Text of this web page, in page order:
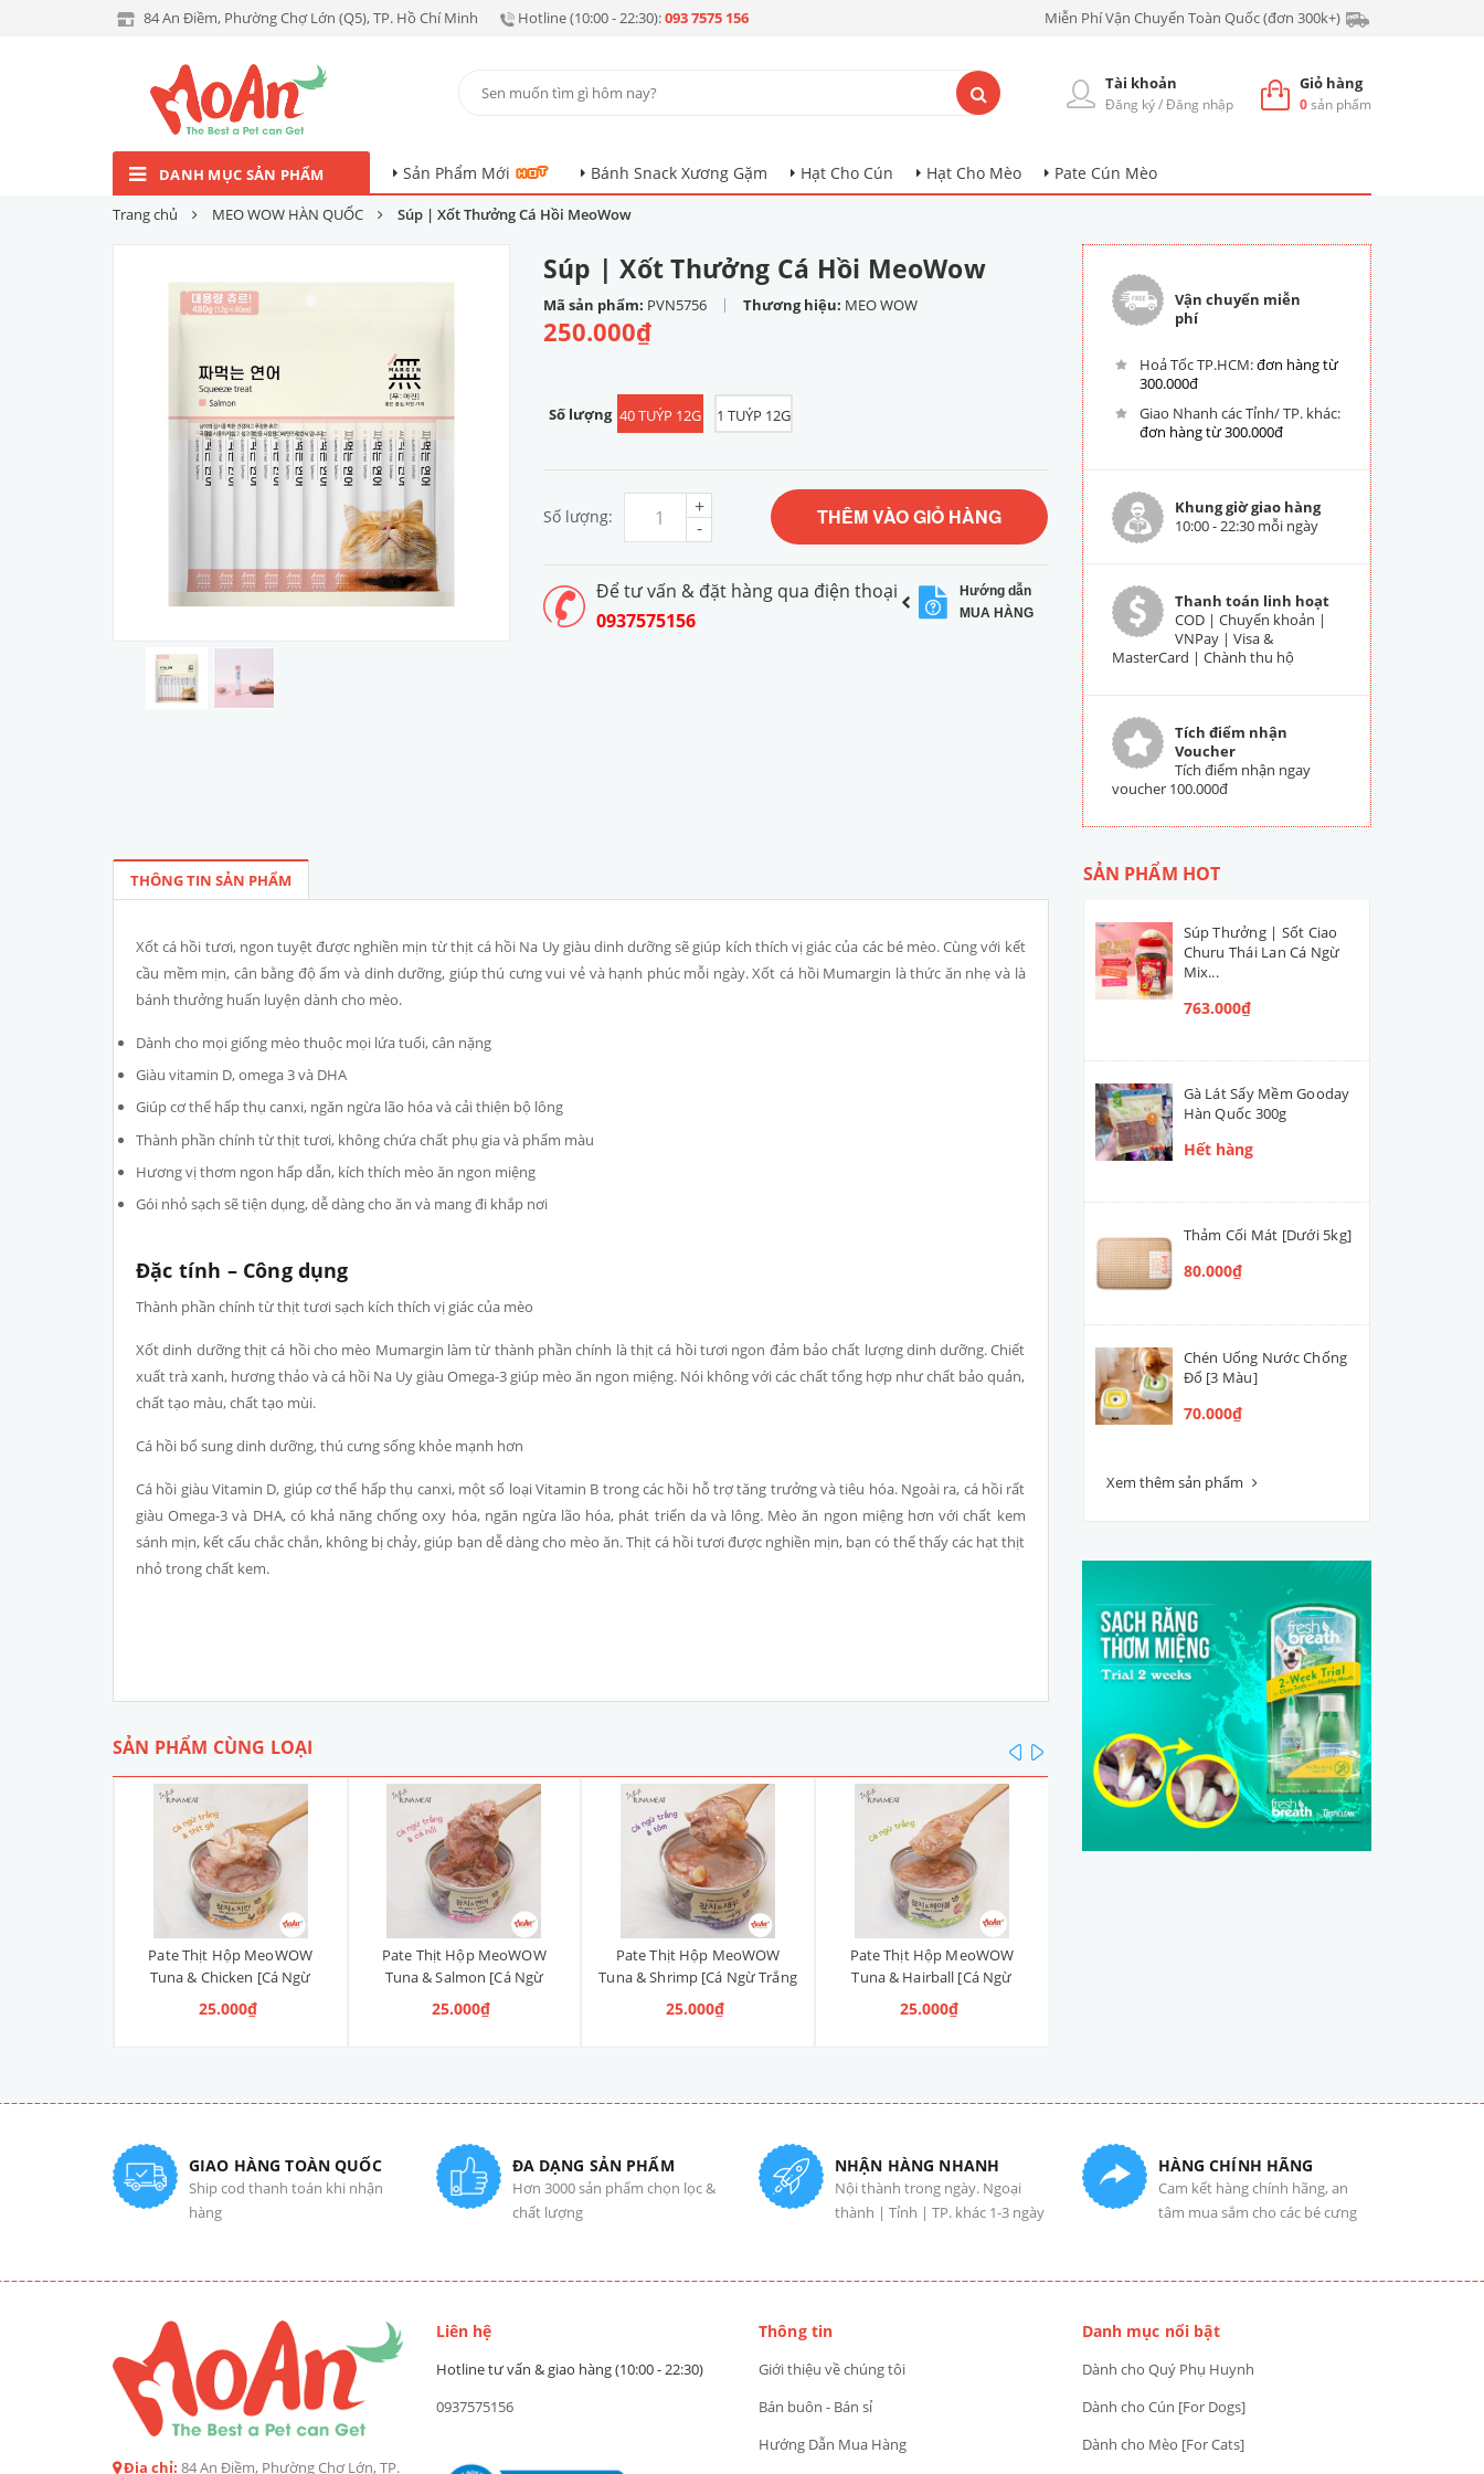
84 An Điềm, Phường Chợ Lớn (Q5), TP. Hồ Chí Minh Hotline (10:00 - 22:30):093 7575 156 Miễn Phí Vận Chuyển Toàn Quốc (đơn 300k+)
Giỏ hàng
0sản phẩm
Tài khoản
Đăng ký/Đăng nhập
DANH MỤC SẢN PHẨM Sản Phẩm Mới Bánh Snack Xương Gặm Hạt Cho Cún Hạt Cho Mèo Pate Cún Mèo
Trang chủ MEO WOW HÀN QUỐC Súp | Xốt Thưởng Cá Hồi MeoWow
Súp | Xốt Thưởng Cá Hồi MeoWow
Mã sản phẩm: PVN5756 | Thương hiệu: MEO WOW
250.000₫
Số lượng 40 TUÝP 12G 1 TUÝP 12G
Số lượng: -
+ THÊM VÀO GIỎ HÀNG
Để tư vấn & đặt hàng qua điện thoại
0937575156
Hướng dẫn
MUA HÀNG
Vận chuyển miễn
phí
Hoả Tốc TP.HCM:đơn hàng từ
300.000đ
Giao Nhanh các Tỉnh/ TP. khác:
đơn hàng từ 300.000đ
Khung giờ giao hàng
10:00 - 22:30 mỗi ngày
Thanh toán linh hoạt
COD | Chuyển khoản |
VNPay | Visa &
MasterCard | Chành thu hộ
Tích điểm nhận
Voucher
Tích điểm nhận ngay
voucher 100.000đ
THÔNG TIN SẢN PHẨM
Xốt cá hồi tươi, ngon tuyệt được nghiền mịn từ thịt cá hồi Na Uy giàu dinh dưỡng sẽ giúp kích thích vị giác của các bé mèo. Cùng với kết
cầu mềm mịn, cân bằng độ ẩm và dinh dưỡng, giúp thú cưng vui vẻ và hạnh phúc mỗi ngày. Xốt cá hồi Mumargin là thức ăn nhẹ và là
bánh thưởng huấn luyện dành cho mèo.
Dành cho mọi giống mèo thuộc mọi lứa tuổi, cân nặng
Giàu vitamin D, omega 3 và DHA
Giúp cơ thể hấp thụ canxi, ngăn ngừa lão hóa và cải thiện bộ lông
Thành phần chính từ thịt tươi, không chứa chất phụ gia và phẩm màu
Hương vị thơm ngon hấp dẫn, kích thích mèo ăn ngon miệng
Gói nhỏ sạch sẽ tiện dụng, dễ dàng cho ăn và mang đi khắp nơi
Đặc tính – Công dụng
Thành phần chính từ thịt tươi sạch kích thích vị giác của mèo
Xốt dinh dưỡng thịt cá hồi cho mèo Mumargin làm từ thành phần chính là thịt cá hồi tươi ngon đảm bảo chất lượng dinh dưỡng. Chiết
xuất trà xanh, hương thảo và cá hồi Na Uy giàu Omega-3 giúp mèo ăn ngon miệng. Nói không với các chất tổng hợp như chất bảo quản,
chất tạo màu, chất tạo mùi.
Cá hồi bổ sung dinh dưỡng, thú cưng sống khỏe mạnh hơn
Cá hồi giàu Vitamin D, giúp cơ thể hấp thụ canxi, một số loại Vitamin B trong các hồi hỗ trợ tăng trưởng và tiêu hóa. Ngoài ra, cá hồi rất
giàu Omega-3 và DHA, có khả năng chống oxy hóa, ngăn ngừa lão hóa, phát triển da và lông. Mèo ăn ngon miệng hơn với chất kem
sánh mịn, kết cấu chắc chắn, không bị chảy, giúp bạn dễ dàng cho mèo ăn. Thịt cá hồi tươi được nghiền mịn, bạn có thể thấy các hạt thịt
nhỏ trong chất kem.
SẢN PHẨM CÙNG LOẠI
Pate Thịt Hộp MeoWOW
Tuna & Chicken [Cá Ngừ
Trắng & Thịt Gà] 80g
25.000₫
Pate Thịt Hộp MeoWOW
Tuna & Salmon [Cá Ngừ
Trắng & Cá Hồi] 80g
25.000₫
Pate Thịt Hộp MeoWOW
Tuna & Shrimp [Cá Ngừ Trắng
& Tôm] 80g
25.000₫
Pate Thịt Hộp MeoWOW
Tuna & Hairball [Cá Ngừ
Trắng] 80g
25.000₫
prev
SẢN PHẨM HOT
Súp Thưởng | Sốt Ciao
Churu Thái Lan Cá Ngừ
Mix...
763.000₫
Gà Lát Sấy Mềm Gooday
Hàn Quốc 300g
Hết hàng
Thảm Cối Mát [Dưới 5kg]
80.000₫
Chén Uống Nước Chống
Đổ [3 Màu]
70.000₫
Xem thêm sản phẩm
GIAO HÀNG TOÀN QUỐC
Ship cod thanh toán khi nhận
hàng
ĐA DẠNG SẢN PHẨM
Hơn 3000 sản phẩm chọn lọc &
chất lượng
NHẬN HÀNG NHANH
Nội thành trong ngày. Ngoại
thành | Tỉnh | TP. khác 1-3 ngày
HÀNG CHÍNH HÃNG
Cam kết hàng chính hãng, an
tâm mua sắm cho các bé cưng
Địa chỉ: 84 An Điềm, Phường Chợ Lớn, TP.
Liên hệ
Hotline tư vấn & giao hàng (10:00 - 22:30)
0937575156
Thông tin
Giới thiệu về chúng tôi
Bán buôn - Bán sỉ
Hướng Dẫn Mua Hàng
Danh mục nổi bật
Dành cho Quý Phụ Huynh
Dành cho Cún [For Dogs]
Dành cho Mèo [For Cats]